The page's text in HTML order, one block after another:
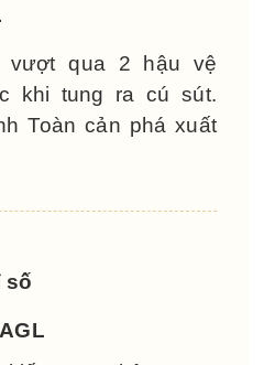
vượt qua 2 hậu vệ
khi tung ra cú sút.
Toàn cản phá xuất
số